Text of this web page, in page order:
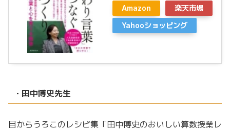
Amazon
楽天市場
Yahooショッピング
・田中博史先生
目からうろこのレシピ集「田中博史のおいしい算数授業レ